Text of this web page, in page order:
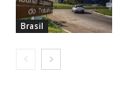
Brasil